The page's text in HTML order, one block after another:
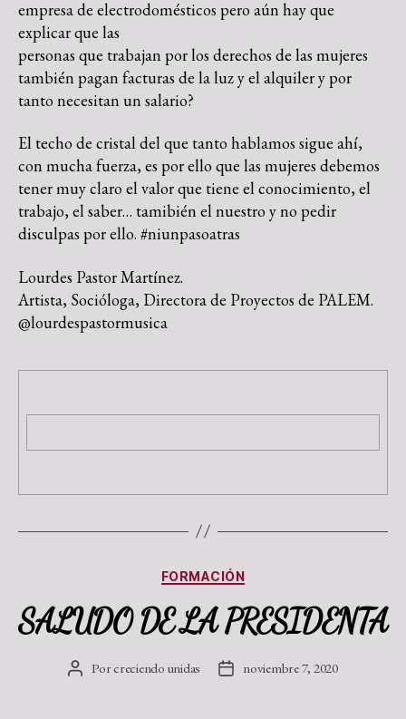
empresa de electrodomésticos pero aún hay que
explicar que las
personas que trabajan por los derechos de las mujeres
también pagan facturas de la luz y el alquiler y por
tanto necesitan un salario?
El techo de cristal del que tanto hablamos sigue ahí,
con mucha fuerza, es por ello que las mujeres debemos
tener muy claro el valor que tiene el conocimiento, el
trabajo, el saber… tamibién el nuestro y no pedir
disculpas por ello. #niunpasoatras
Lourdes Pastor Martínez.
Artista, Socióloga, Directora de Proyectos de PALEM.
@lourdespastormusica
FORMACIÓN
SALUDO DE LA PRESIDENTA
Porcreciendo unidas noviembre 7, 2020